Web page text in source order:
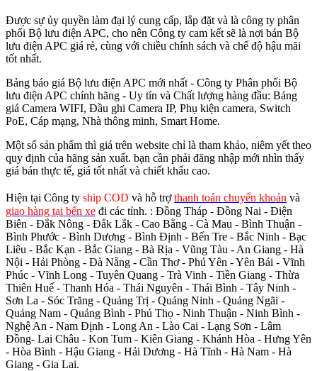
Được sự ủy quyền làm đại lý cung cấp, lắp đặt và là công ty phân
phối Bộ lưu điện APC, cho nên Công ty cam kết sẽ là nơi bán Bộ
lưu điện APC giá rẻ, cùng với chiều chính sách và chế độ hậu mãi
tốt nhất.
Bảng báo giá Bộ lưu điện APC mới nhất - Công ty Phân phối Bộ
lưu điện APC chính hãng - Uy tín và Chất lượng hàng đầu: Bảng
giá Camera WIFI, Đầu ghi Camera IP, Phụ kiện camera, Switch
PoE, Cáp mạng, Nhà thông minh, Smart Home.
Một số sản phẩm thì giá trên website chỉ là tham khảo, niêm yết theo
quy định của hãng sản xuất. bạn cần phải đăng nhập mới nhìn thấy
giá bán thực tế, giá tốt nhất và chiết khấu cao.
Hiện tại Công ty ship COD và hỗ trợthanh toán chuyển khoản và
giao hàng tại bến xe đi các tỉnh. : Đồng Tháp - Đồng Nai - Điện
Biên - Đắk Nông - Đắk Lắk - Cao Bằng - Cà Mau - Bình Thuận -
Bình Phước - Bình Dương - Bình Định - Bến Tre - Bắc Ninh - Bạc
Liêu - Bắc Kạn - Bắc Giang - Bà Rịa - Vũng Tàu - An Giang - Hà
Nội - Hải Phòng - Đà Nẵng - Cần Thơ - Phú Yên - Yên Bái - Vĩnh
Phúc - Vĩnh Long - Tuyên Quang - Trà Vinh - Tiền Giang - Thừa
Thiên Huế - Thanh Hóa - Thái Nguyên - Thái Bình - Tây Ninh -
Sơn La - Sóc Trăng - Quảng Trị - Quảng Ninh - Quảng Ngãi -
Quảng Nam - Quảng Bình - Phú Thọ - Ninh Thuận - Ninh Bình -
Nghệ An - Nam Định - Long An - Lào Cai - Lạng Sơn - Lâm
Đồng- Lai Châu - Kon Tum - Kiên Giang - Khánh Hòa - Hưng Yên
- Hòa Bình - Hậu Giang - Hải Dương - Hà Tĩnh - Hà Nam - Hà
Giang - Gia Lai.